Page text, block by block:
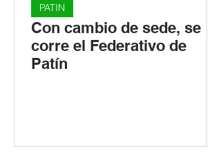
Con cambio de sede, se
corre el Federativo de
Patín
PATIN